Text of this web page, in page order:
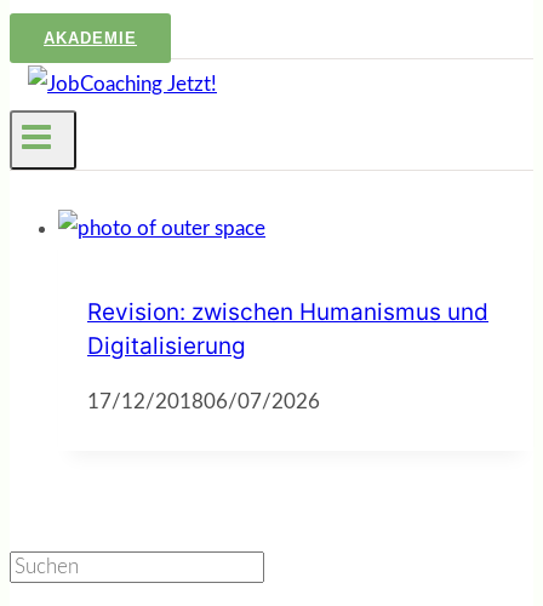
AKADEMIE
Revision: zwischen Humanismus und
Digitalisierung
17/12/201806/07/2026
Suchen